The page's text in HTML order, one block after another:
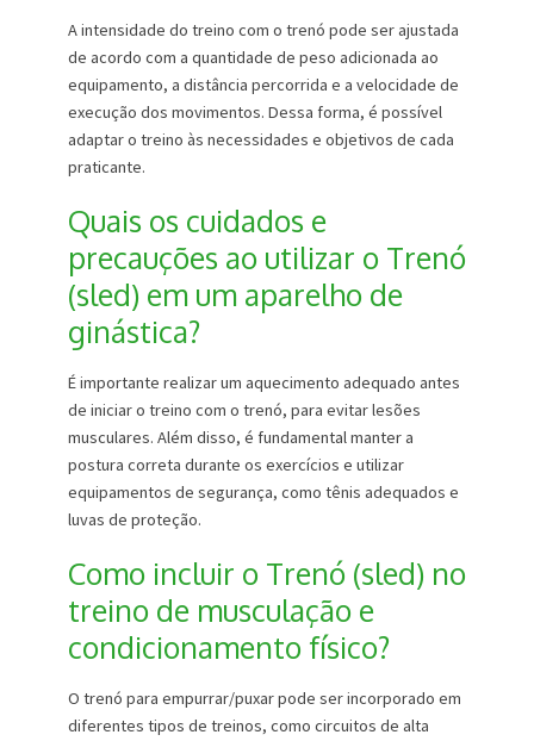
A intensidade do treino com o trenó pode ser ajustada
de acordo com a quantidade de peso adicionada ao
equipamento, a distância percorrida e a velocidade de
execução dos movimentos. Dessa forma, é possível
adaptar o treino às necessidades e objetivos de cada
praticante.
Quais os cuidados e
precauções ao utilizar o Trenó
(sled) em um aparelho de
ginástica?
É importante realizar um aquecimento adequado antes
de iniciar o treino com o trenó, para evitar lesões
musculares. Além disso, é fundamental manter a
postura correta durante os exercícios e utilizar
equipamentos de segurança, como tênis adequados e
luvas de proteção.
Como incluir o Trenó (sled) no
treino de musculação e
condicionamento físico?
O trenó para empurrar/puxar pode ser incorporado em
diferentes tipos de treinos, como circuitos de alta